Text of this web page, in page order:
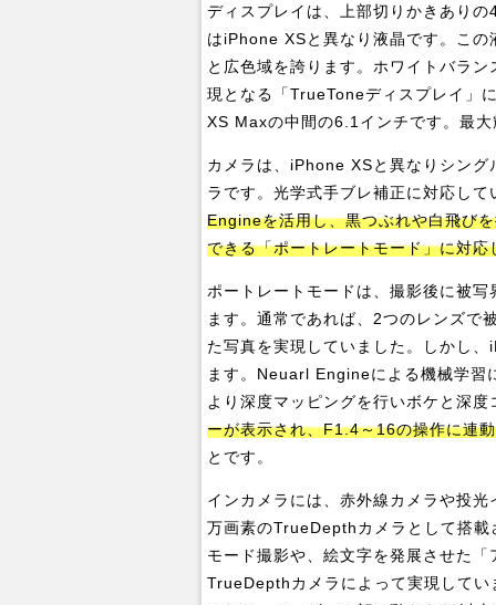
ディスプレイは、上部切りかきあり
はiPhone XSと異なり液晶です。こ
と広色域を誇ります。ホワイトバラ
現となる「TrueToneディスプレイ」
XS Maxの中間の6.1インチです。最
カメラは、iPhone XSと異なりシン
ラです。光学式手ブレ補正に対応して
Engineを活用し、黒つぶれや白飛び
できる「ポートレートモード」に対応
ポートレートモードは、撮影後に被
ます。通常であれば、2つのレンズで
た写真を実現していました。しかし
ます。Neuarl Engineによる機械学習
より深度マッピングを行いボケと深
ーが表示され、F1.4～16の操作に連
とです。
インカメラには、赤外線カメラや投
万画素のTrueDepthカメラとして搭
モード撮影や、絵文字を発展させた
TrueDepthカメラによって実現して